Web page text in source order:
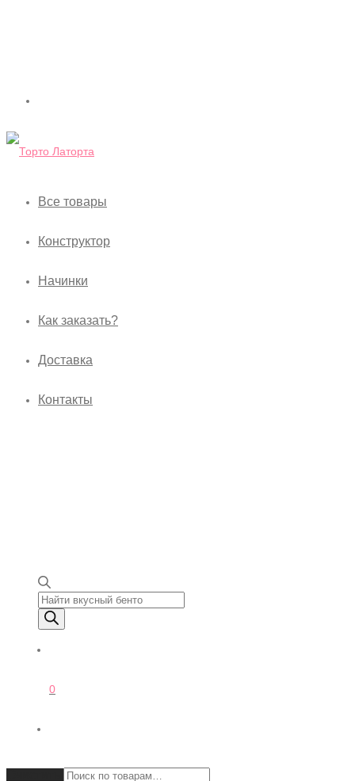
Все товары
Конструктор
Начинки
Как заказать?
Доставка
Контакты
Поиск товаров
0